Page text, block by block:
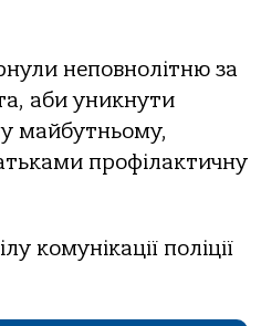
неповнолітню за
аби уникнути
у майбутньому,
профілактичну
комунікації поліції